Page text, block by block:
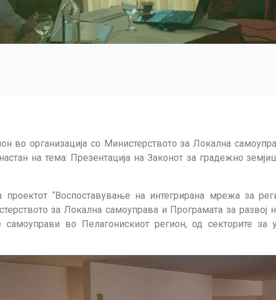
во организација со Министерството за Локална
на тема: Презентација на Законот за градежно
“Воспоставување на интегрирана мрежа за
за Локална самоуправа и Програмата за
самоуправи во Пелагонискиот регион, од секторите